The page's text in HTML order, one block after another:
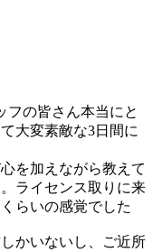
フの皆さん本当にと
大変素敵な3日間に
を加えながら教えて
ライセンス取りに来
らいの感覚でした
かいないし、ご近所